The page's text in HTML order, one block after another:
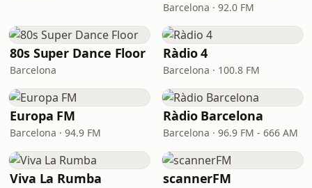
Barcelona · 92.0 FM
80s Super Dance Floor
Barcelona
Ràdio 4
Barcelona · 100.8 FM
Europa FM
Barcelona · 94.9 FM
Ràdio Barcelona
Barcelona · 96.9 FM - 666 AM
Viva La Rumba scannerFM